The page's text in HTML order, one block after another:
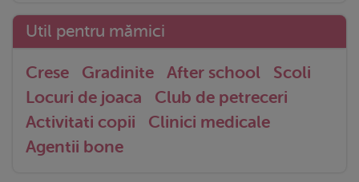
Util pentru mămici
Crese Gradinite After school
Scoli
Locuri de joaca
Club de petreceri
Activitati copii
Clinici medicale
Agentii bone